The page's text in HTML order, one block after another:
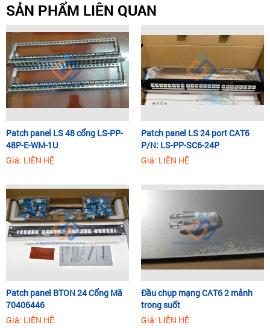
SẢN PHẨM LIÊN QUAN
Patch panel LS 48 cổng LS-PP-
48P-E-WM-1U
Giá: LIÊN HỆ
Patch panel LS 24 port CAT6
P/N: LS-PP-SC6-24P
Giá: LIÊN HỆ
Patch panel BTON 24 Cổng Mã
70406446
Giá: LIÊN HỆ
Đầu chụp mạng CAT6 2 mảnh
trong suốt
Giá: LIÊN HỆ